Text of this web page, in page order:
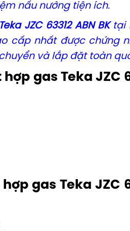
nấu nướng tiện ích.
JZC 63312 ABN BKtại
cấp nhất được chứng
và lắp đặt toàn
gas Teka JZC
gas Teka JZC